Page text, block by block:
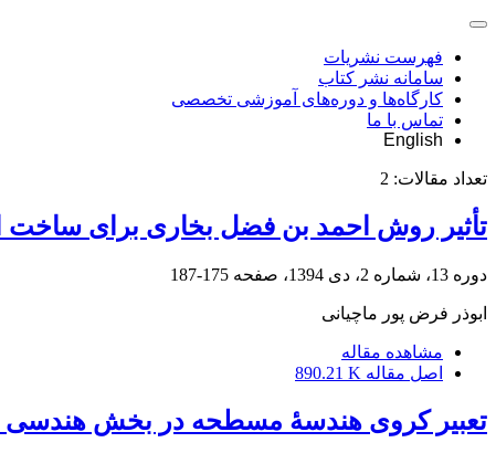
فهرست نشریات
سامانه نشر کتاب
کارگاه‌ها و دوره‌های آموزشی تخصصی
تماس با ما
English
تعداد مقالات: 2
تأثیر روش احمد بن فضل بخاری برای
دوره 13، شماره 2، دی 1394، صفحه 175-187
ابوذر فرض پور ماچیانی
مشاهده مقاله
اصل مقاله 890.21 K
تعبیر کروی هندسۀ مسطحه در بخش هندسی